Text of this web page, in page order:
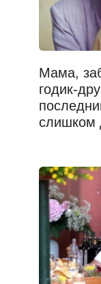
Мама,
годик-
слишком